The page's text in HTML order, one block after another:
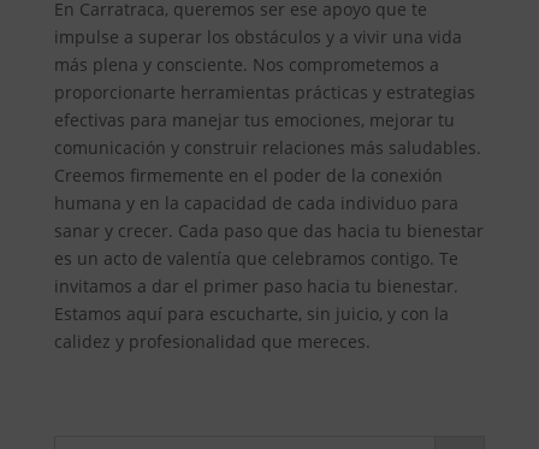
En Carratraca, queremos ser ese apoyo que te
impulse a superar los obstáculos y a vivir una vida
más plena y consciente. Nos comprometemos a
proporcionarte herramientas prácticas y estrategias
efectivas para manejar tus emociones, mejorar tu
comunicación y construir relaciones más saludables.
Creemos firmemente en el poder de la conexión
humana y en la capacidad de cada individuo para
sanar y crecer. Cada paso que das hacia tu bienestar
es un acto de valentía que celebramos contigo. Te
invitamos a dar el primer paso hacia tu bienestar.
Estamos aquí para escucharte, sin juicio, y con la
calidez y profesionalidad que mereces.